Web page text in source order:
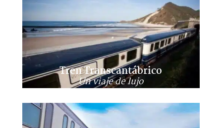
Tren Transcantábrico
Un viaje de lujo